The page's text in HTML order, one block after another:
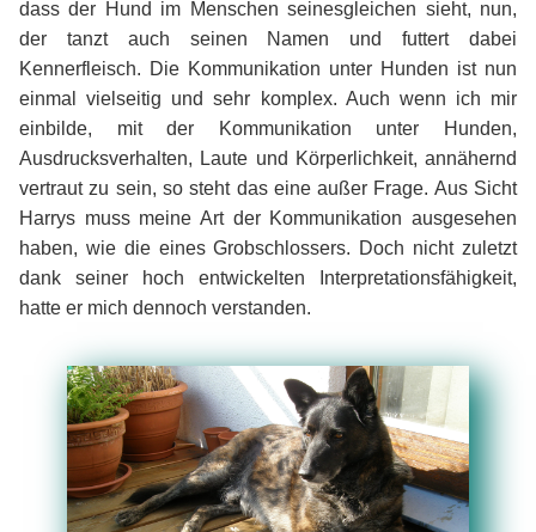
dass der Hund im Menschen seinesgleichen sieht, nun,
der tanzt auch seinen Namen und futtert dabei
Kennerfleisch. Die Kommunikation unter Hunden ist nun
einmal vielseitig und sehr komplex. Auch wenn ich mir
einbilde, mit der Kommunikation unter Hunden,
Ausdrucksverhalten, Laute und Körperlichkeit, annähernd
vertraut zu sein, so steht das eine außer Frage. Aus Sicht
Harrys muss meine Art der Kommunikation ausgesehen
haben, wie die eines Grobschlossers. Doch nicht zuletzt
dank seiner hoch entwickelten Interpretationsfähigkeit,
hatte er mich dennoch verstanden.